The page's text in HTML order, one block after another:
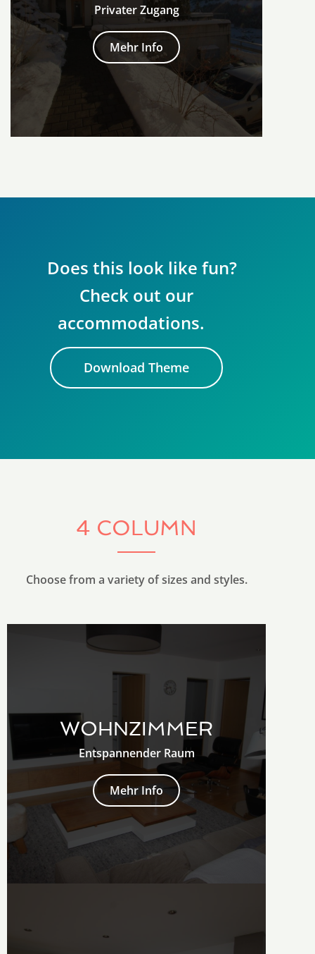
Privater Zugang
Mehr Info
Does this look like fun?
Check out our
accommodations.
Download Theme
4 COLUMN
Choose from a variety of sizes and styles.
WOHNZIMMER
Entspannender Raum
Mehr Info